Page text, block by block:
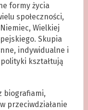
formy życia
społeczności,
Wielkiej
Skupia
indywidualne i
kształtują
biografiami,
przeciwdziałanie